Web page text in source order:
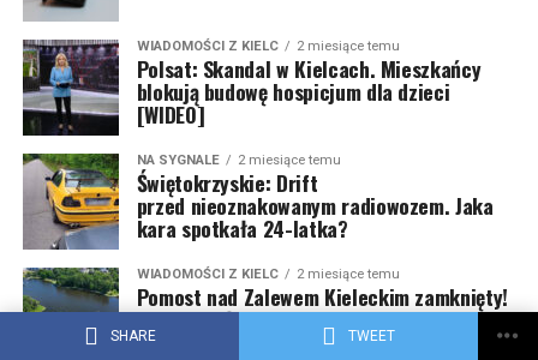
SHARE TWEET
WIADOMOŚCI Z KIELC 2 miesiące temu
Polsat: Skandal w Kielcach. Mieszkańcy
blokują budowę hospicjum dla dzieci
[WIDEO]
NA SYGNALE 2 miesiące temu
Świętokrzyskie: Drift
przed nieoznakowanym radiowozem. Jaka
kara spotkała 24-latka?
WIADOMOŚCI Z KIELC 2 miesiące temu
Pomost nad Zalewem Kieleckim zamknięty!
Obiekt w złym stanie technicznym